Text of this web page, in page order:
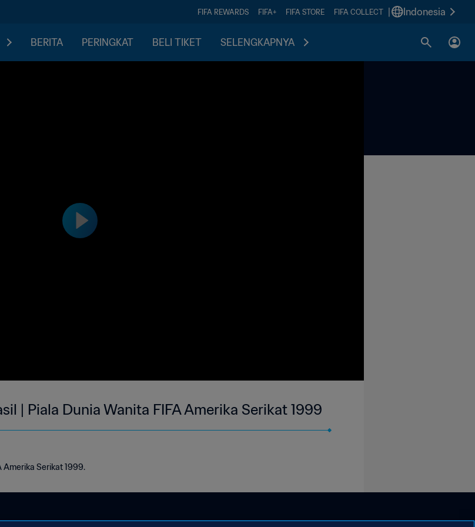
FIFA REWARDS FIFA+ FIFA STORE FIFA COLLECT Indonesia
BERITA PERINGKAT BELI TIKET SELENGKAPNYA
| Piala Dunia Wanita FIFA Amerika Serikat 1999
Amerika Serikat 1999.